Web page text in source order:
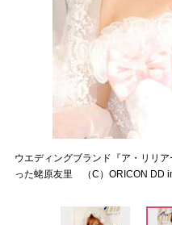
ウエディングブランド『ア・リリ
った蛯原友里 （C）ORICON DD